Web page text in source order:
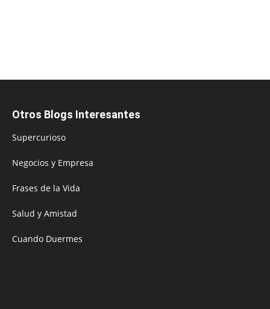
Otros Blogs Interesantes
Supercurioso
Negocios y Empresa
Frases de la Vida
Salud y Amistad
Cuando Duermes